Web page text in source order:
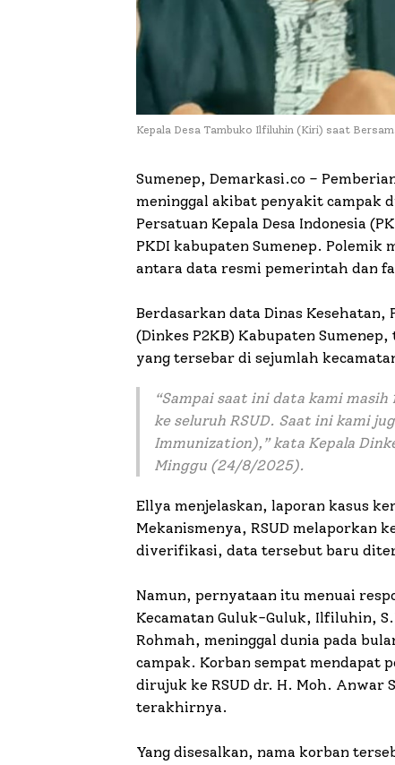
Kepala Desa Tambuko Ilfiluhin (Kiri) saat
Sumenep, Demarkasi.co –
meninggal akibat penyakit campak
Persatuan Kepala Desa Indonesia
PKDI kabupaten Sumenep. Polemik
antara data resmi pemerintah dan
Berdasarkan data Dinas Kesehatan,
(Dinkes P2KB) Kabupaten
yang tersebar di sejumlah
“Sampai saat ini data kami masih
ke seluruh RSUD. Saat ini kami
Immunization),” kata Kepala
Minggu (24/8/2025).
Ellya menjelaskan, laporan kasus
Mekanismenya, RSUD melaporkan
diverifikasi, data tersebut baru
Namun, pernyataan itu menuai
Kecamatan Guluk-Guluk, Ilfiluhin,
Rohmah, meninggal dunia pada
campak. Korban sempat mendapat
dirujuk ke RSUD dr. H. Moh. Anwar
terakhirnya.
Yang disesalkan, nama korban